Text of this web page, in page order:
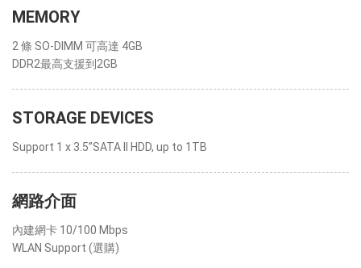
MEMORY
2 條 SO-DIMM 可高達 4GB
DDR2最高支援到2GB
STORAGE DEVICES
Support 1 x 3.5”SATA II HDD, up to 1TB
網路介面
內建網卡 10/100 Mbps
WLAN Support (選購)